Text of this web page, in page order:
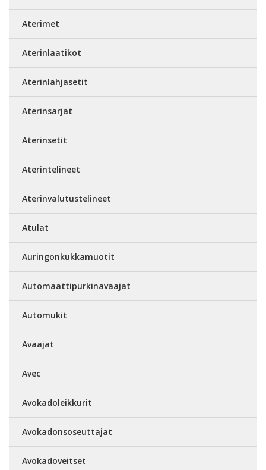
Aterimet
Aterinlaatikot
Aterinlahjasetit
Aterinsarjat
Aterinsetit
Aterintelineet
Aterinvalutustelineet
Atulat
Auringonkukkamuotit
Automaattipurkinavaajat
Automukit
Avaajat
Avec
Avokadoleikkurit
Avokadonsoseuttajat
Avokadoveitset